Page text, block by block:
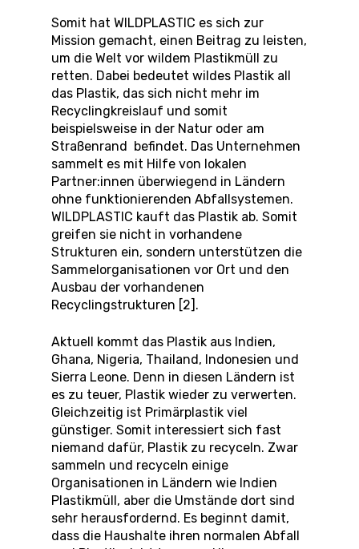
Somit hat WILDPLASTIC es sich zur
Mission gemacht, einen Beitrag zu leisten,
um die Welt vor wildem Plastikmüll zu
retten. Dabei bedeutet wildes Plastik all
das Plastik, das sich nicht mehr im
Recyclingkreislauf und somit
beispielsweise in der Natur oder am
Straßenrand befindet. Das Unternehmen
sammelt es mit Hilfe von lokalen
Partner:innen überwiegend in Ländern
ohne funktionierenden Abfallsystemen.
WILDPLASTIC kauft das Plastik ab. Somit
greifen sie nicht in vorhandene
Strukturen ein, sondern unterstützen die
Sammelorganisationen vor Ort und den
Ausbau der vorhandenen
Recyclingstrukturen [2].
Aktuell kommt das Plastik aus Indien,
Ghana, Nigeria, Thailand, Indonesien und
Sierra Leone. Denn in diesen Ländern ist
es zu teuer, Plastik wieder zu verwerten.
Gleichzeitig ist Primärplastik viel
günstiger. Somit interessiert sich fast
niemand dafür, Plastik zu recyceln. Zwar
sammeln und recyceln einige
Organisationen in Ländern wie Indien
Plastikmüll, aber die Umstände dort sind
sehr herausfordernd. Es beginnt damit,
dass die Haushalte ihren normalen Abfall